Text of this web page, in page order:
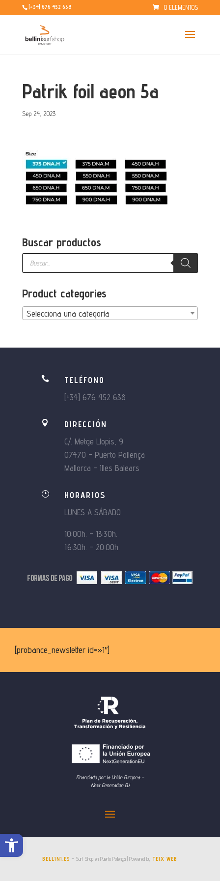
Abrir barra de herramientas
[+34] 676 452 638 0 ELEMENTOS
Patrik foil aeon 5a
Sep 24, 2023
Buscar productos
Búsqueda
productos
Product categories
Selecciona una categoría

TELÉFONO
[+34] 676 452 638

DIRECCIÓN
C/. Metge Llopis, 9
07470 – Puerto Pollença
Mallorca – Illes Balears
}
HORARIOS
LUNES A SÁBADO
10:00h. – 13:30h.
16:30h. – 20:00h.
[probance_newsletter id=»1″]
Financiado por la Unión Europea –
Next Generation EU
BELLINI.ES – Surf Shop en Puerto Pollença | Powered by TEIX WEB